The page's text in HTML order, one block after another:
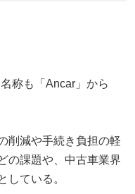
称も「Ancar」から
削減や手続き負担の軽
の課題や、中古車業界
している。